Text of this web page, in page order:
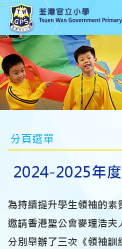
分頁選單
2024-2025年
為持續提升學生領袖的素
邀請香港聖公會麥理浩夫
分別舉辦了三次《領袖訓